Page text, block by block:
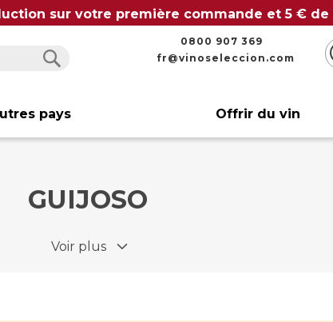
sur votre première commande et 5 €
0800 907 369
fr@vinoseleccion.com
pays Offrir du vin
GUIJOSO
Voir plus